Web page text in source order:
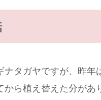
タガヤですが、昨年
ら植え替えた分があ